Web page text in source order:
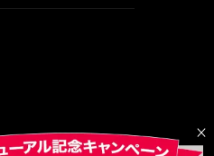
PM・PMO
×